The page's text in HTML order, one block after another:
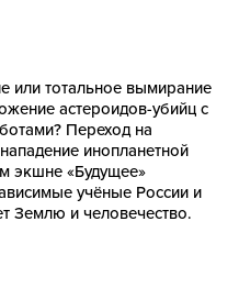
или тотальное вымирание
астероидов-убийц с
Переход на
инопланетной
экшне «Будущее»
учёные России и
Землю и человечество.